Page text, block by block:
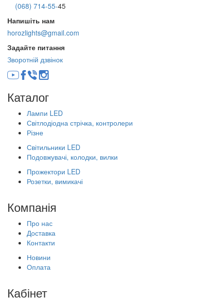
(068) 714-55-45
Напишіть нам
horozlights@gmail.com
Задайте питання
Зворотній дзвінок
Каталог
Лампи LED
Світлодіодна стрічка, контролери
Різне
Світильники LED
Подовжувачі, колодки, вилки
Прожектори LED
Розетки, вимикачі
Компанія
Про нас
Доставка
Контакти
Новини
Оплата
Кабінет